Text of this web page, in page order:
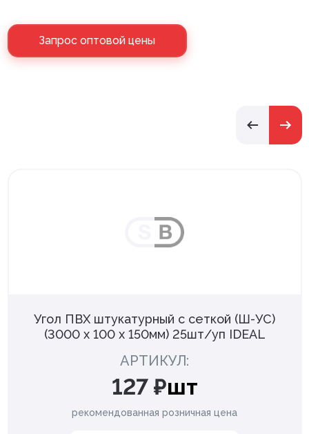
Запрос оптовой цены
Угол ПВХ штукатурный с сеткой (Ш-УС)
(3000 х 100 х 150мм) 25шт/уп IDEAL
АРТИКУЛ:
127 ₽шт
рекомендованная розничная цена